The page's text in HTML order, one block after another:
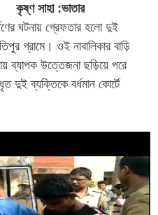
ঘটনায় গ্রেফতার হলো দুই
গ্রামে। ওই নাবালিকার বাড়ি
ব্যাপক উত্তেজনা ছড়িয়ে পরে
ব্যক্তিকে বর্ধমান কোর্টে